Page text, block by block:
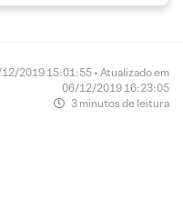
2019 15:01:55 • Atualizado em
06/12/2019 16:23:05
3 minutos de leitura